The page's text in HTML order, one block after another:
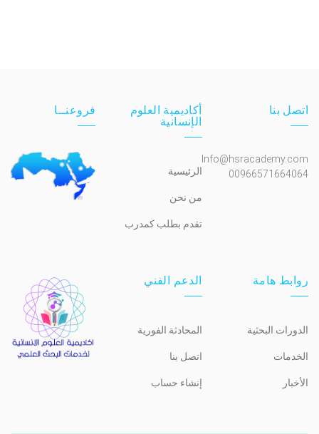
اتصل بنا
Info@hsracademy.com
00966571664064
أكاديمية العلوم
الإنسانية
الرئيسية
من نحن
تقدم بطلب كمدرب
فروعنــا
روابط هامة
الدورات البحثية
الخدمات
الأخبار
الدعم الفني
المحادثة الفورية
اتصل بنا
إنشاء حساب